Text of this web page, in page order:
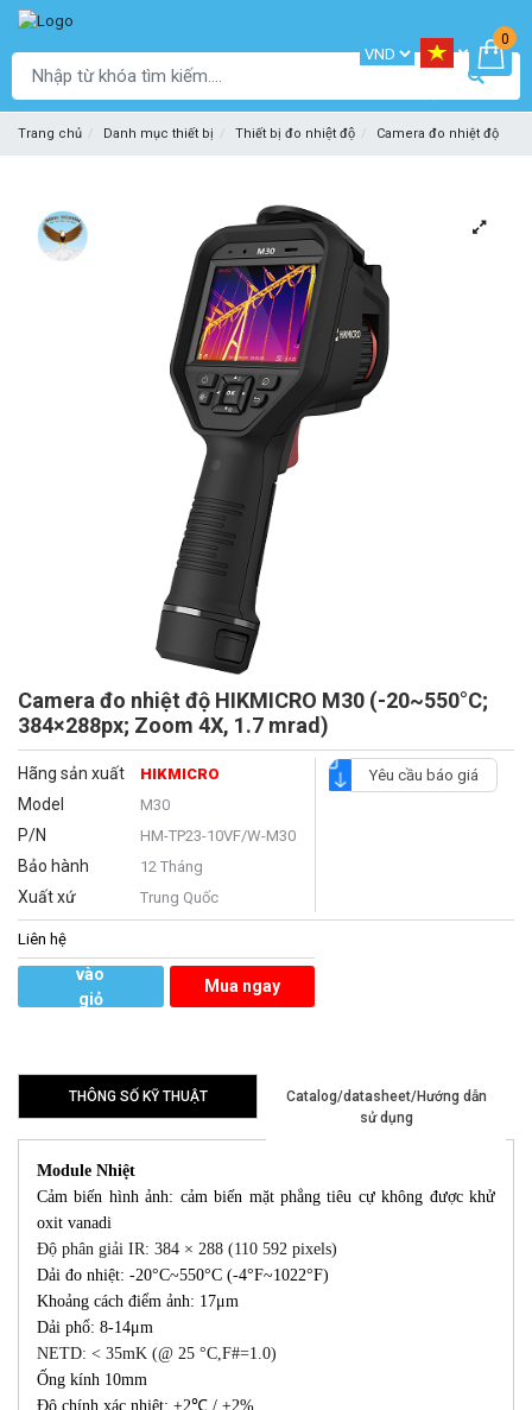
0
Trang chủ Danh mục thiết bị Thiết bị đo nhiệt độ Camera đo nhiệt độ
Camera đo nhiệt độ HIKMICRO M30 (-20~550°C;
384×288px; Zoom 4X, 1.7 mrad)
Hãng sản xuất HIKMICRO
Model M30
P/N HM-TP23-10VF/W-M30
Bảo hành 12 Tháng
Xuất xứ Trung Quốc
Yêu cầu báo giá
Liên hệ
vào
giỏ
Mua ngay
THÔNG SỐ KỸ THUẬT
Catalog/datasheet/Hướng dẫn
sử dụng
Module Nhiệt
Cảm biến hình ảnh: cảm biến mặt phẳng tiêu cự không được khử
oxit vanadi
Độ phân giải IR: 384 × 288 (110 592 pixels)
Dải đo nhiệt: -20°C~550°C (-4°F~1022°F)
Khoảng cách điểm ảnh: 17μm
Dải phổ: 8-14μm
NETD: < 35mK (@ 25 °C,F#=1.0)
Ống kính 10mm
Độ chính xác nhiệt: ±2℃ / ±2%